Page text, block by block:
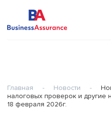
Главная - Новости -
налоговых проверок и другие
18 февраля 2026г.